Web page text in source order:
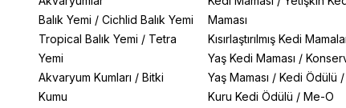
Balık Yemi / Cichlid Balık Yemi
Tropical Balık Yemi / Tetra
Yemi
Akvaryum Kumları / Bitki
Kumu
Maması
Kısırlaştırılmış Kedi
Yaş Kedi Maması /
Yaş Maması / Kedi Ödülü /
Kuru Kedi Ödülü / Me-O